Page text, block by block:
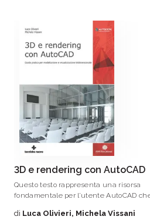
della progettazione di treni ad
occupa di progettazione opto-
spaziale e satellitare.
3D e rendering con AutoCAD
Questo testo rappresenta una risorsa
fondamentale per l’utente AutoCAD
bidimensionale classico alla
di Luca Olivieri, Michela Vissani